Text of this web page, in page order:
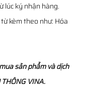
lúc ký nhận hàng.
kèm theo như: Hóa
sản phẩm và dịch
THÔNG VINA.